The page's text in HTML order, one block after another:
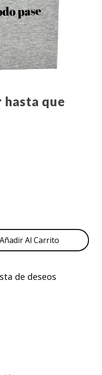
hasta que
Añadir Al Carrito
de deseos